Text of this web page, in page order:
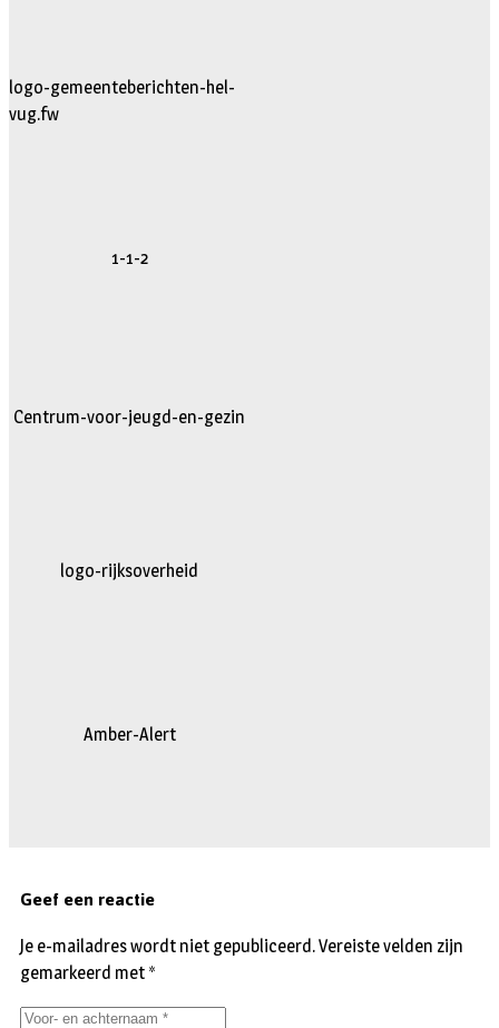
logo-gemeenteberichten-hel-
vug.fw
1-1-2
Centrum-voor-jeugd-en-gezin
logo-rijksoverheid
Amber-Alert
Geef een reactie
Je e-mailadres wordt niet gepubliceerd.Vereiste velden zijn
gemarkeerd met *